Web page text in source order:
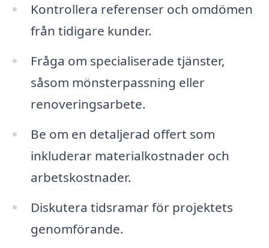
Kontrollera referenser och omdömen
från tidigare kunder.
Fråga om specialiserade tjänster,
såsom mönsterpassning eller
renoveringsarbete.
Be om en detaljerad offert som
inkluderar materialkostnader och
arbetskostnader.
Diskutera tidsramar för projektets
genomförande.